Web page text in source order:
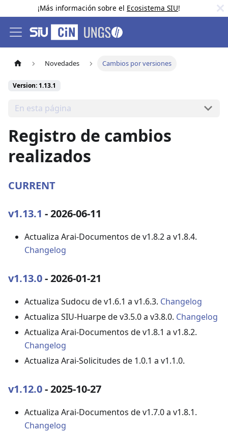
¡Más información sobre el Ecosistema SIU!
Novedades Cambios por versiones
Version: 1.13.1
En esta página
Registro de cambios
realizados
CURRENT
v1.13.1 - 2026-06-11
Actualiza Arai-Documentos de v1.8.2 a v1.8.4.
Changelog
v1.13.0- 2026-01-21
Actualiza Sudocu de v1.6.1 a v1.6.3. Changelog
Actualiza SIU-Huarpe de v3.5.0 a v3.8.0. Changelog
Actualiza Arai-Documentos de v1.8.1 a v1.8.2.
Changelog
Actualiza Arai-Solicitudes de 1.0.1 a v1.1.0.
v1.12.0- 2025-10-27
Actualiza Arai-Documentos de v1.7.0 a v1.8.1.
Changelog